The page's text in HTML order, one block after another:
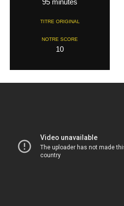
95 minutes
TITRE ORIGINAL
NOTRE SCORE
10